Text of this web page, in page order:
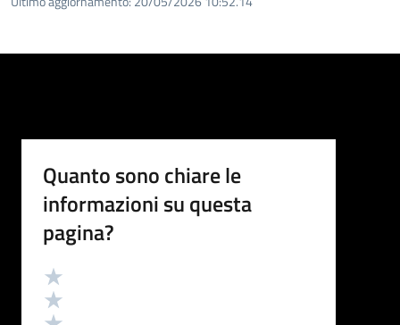
Quanto sono chiare le
informazioni su questa
pagina?
Valutazione